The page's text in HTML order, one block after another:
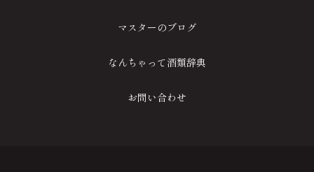
マスターのブログ
なんちゃって酒類辞典
お問い合わせ